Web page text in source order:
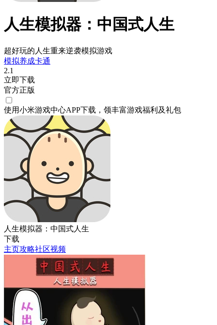
人生模拟器：中国式人生
超好玩的人生重来逆袭模拟游戏
模拟养成卡通
2.1
立即下载
官方正版
使用小米游戏中心APP下载 ，领丰富游戏福利 及礼包
人生模拟器：中国式人生
下载
主页攻略社区视频